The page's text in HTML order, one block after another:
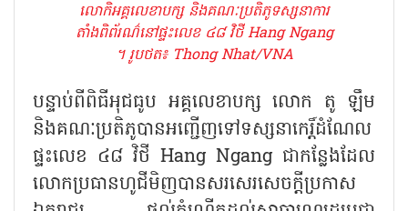
លោកិអគ្គលេខាបក្ស និងគណៈប្រតិភូទស្សនាការ
តាំងពិព័រណ៌នៅផ្ទះលេខ ៤៨ វិថី Hang Ngang
។ រូបថត៖ Thong Nhat/VNA
បន្ទាប់ពីពិធីអុជធូប អគ្គលេខាបក្ស លោក តូ ឡឹម
និងគណៈប្រតិភូបានអញ្ជើញទៅទស្សនាកេរ្តិ៍ដំណែល
ផ្ទះលេខ ៤៨ វិថី Hang Ngang ជាកន្លែងដែល
លោកប្រធានហូជីមិញបានសរសេរសេចក្តីប្រកាស